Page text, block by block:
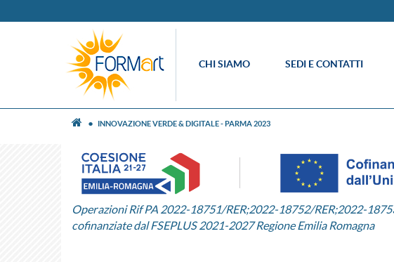
CHI SIAMO SEDI E CONTATTI
INNOVAZIONE VERDE & DIGITALE - PARMA 2023
Operazioni Rif PA 2022-18751/RER;2022-18752/RER;2022-
cofinanziate dal FSEPLUS 2021-2027 Regione Emilia Romagna